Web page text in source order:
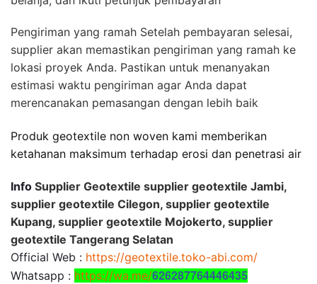
Pengiriman yang ramah Setelah pembayaran selesai,
supplier akan memastikan pengiriman yang ramah ke
lokasi proyek Anda. Pastikan untuk menanyakan
estimasi waktu pengiriman agar Anda dapat
merencanakan pemasangan dengan lebih baik
Produk geotextile non woven kami memberikan
ketahanan maksimum terhadap erosi dan penetrasi air
Info Supplier Geotextile supplier geotextile Jambi,
supplier geotextile Cilegon, supplier geotextile
Kupang, supplier geotextile Mojokerto, supplier
geotextile Tangerang Selatan
Official Web : https://geotextile.toko-abi.com/
Whatsapp : https://wa.me/626287764446435